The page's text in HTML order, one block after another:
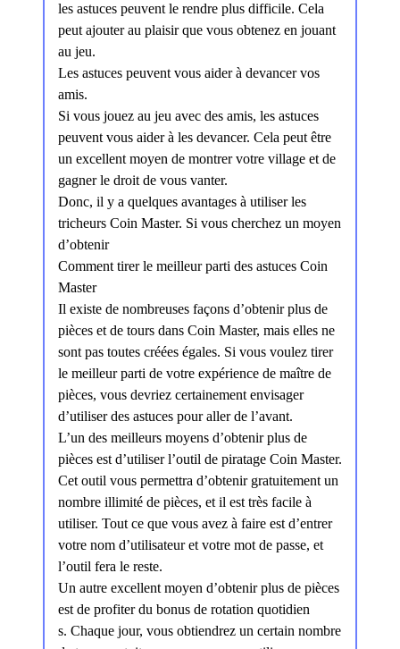
les astuces peuvent le rendre plus difficile. Cela
peut ajouter au plaisir que vous obtenez en jouant
au jeu.
Les astuces peuvent vous aider à devancer vos
amis.
Si vous jouez au jeu avec des amis, les astuces
peuvent vous aider à les devancer. Cela peut être
un excellent moyen de montrer votre village et de
gagner le droit de vous vanter.
Donc, il y a quelques avantages à utiliser les
tricheurs Coin Master. Si vous cherchez un moyen
d’obtenir
Comment tirer le meilleur parti des astuces Coin
Master
Il existe de nombreuses façons d’obtenir plus de
pièces et de tours dans Coin Master, mais elles ne
sont pas toutes créées égales. Si vous voulez tirer
le meilleur parti de votre expérience de maître de
pièces, vous devriez certainement envisager
d’utiliser des astuces pour aller de l’avant.
L’un des meilleurs moyens d’obtenir plus de
pièces est d’utiliser l’outil de piratage Coin Master.
Cet outil vous permettra d’obtenir gratuitement un
nombre illimité de pièces, et il est très facile à
utiliser. Tout ce que vous avez à faire est d’entrer
votre nom d’utilisateur et votre mot de passe, et
l’outil fera le reste.
Un autre excellent moyen d’obtenir plus de pièces
est de profiter du bonus de rotation quotidien
s. Chaque jour, vous obtiendrez un certain nombre